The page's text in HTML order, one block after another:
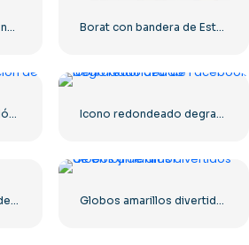
Borat con bandera de Estados Unidos sonriendo